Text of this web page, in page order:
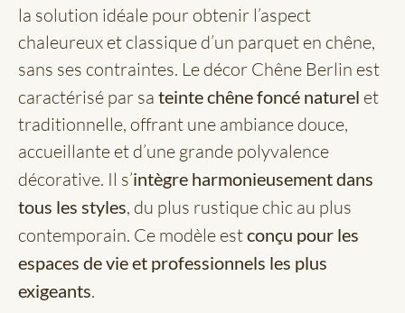
la solution idéale pour obtenir l’aspect
chaleureux et classique d’un parquet en chêne,
sans ses contraintes. Le décor Chêne Berlin est
caractérisé par sa teinte chêne foncé naturel et
traditionnelle, offrant une ambiance douce,
accueillante et d’une grande polyvalence
décorative. Il s’intègre harmonieusement dans
tous les styles, du plus rustique chic au plus
contemporain. Ce modèle estconçu pour les
espaces de vie et professionnels les plus
exigeants.